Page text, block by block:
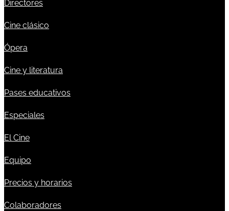
Directores
Cine clásico
Ópera
Cine y literatura
Pases educativos
Especiales
El Cine
Equipo
Precios y horarios
Colaboradores